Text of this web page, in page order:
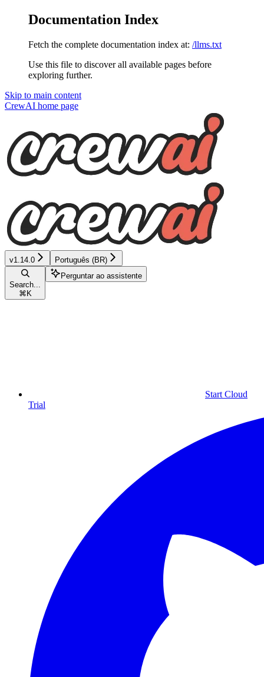
Documentation Index
Fetch the complete documentation index at: /llms.txt
Use this file to discover all available pages before
exploring further.
Skip to main content
CrewAI home page
v1.14.0 Português (BR)
Search...
⌘ K
Perguntar ao assistente
Start Cloud
Trial